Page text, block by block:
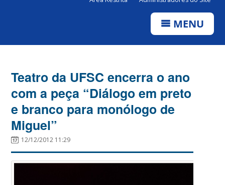
MENU
Teatro da UFSC encerra o ano
com a peça “Diálogo em preto
e branco para monólogo de
Miguel”
12/12/2012 11:29